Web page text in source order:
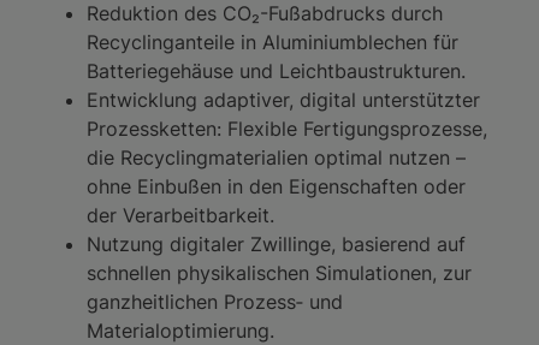
Reduktion des CO₂-Fußabdrucks durch
Recyclinganteile in Aluminiumblechen für
Batteriegehäuse und Leichtbaustrukturen.
Entwicklung adaptiver, digital unterstützter
Prozessketten: Flexible Fertigungsprozesse,
die Recyclingmaterialien optimal nutzen –
ohne Einbußen in den Eigenschaften oder
der Verarbeitbarkeit.
Nutzung digitaler Zwillinge, basierend auf
schnellen physikalischen Simulationen, zur
ganzheitlichen Prozess‑ und
Materialoptimierung.